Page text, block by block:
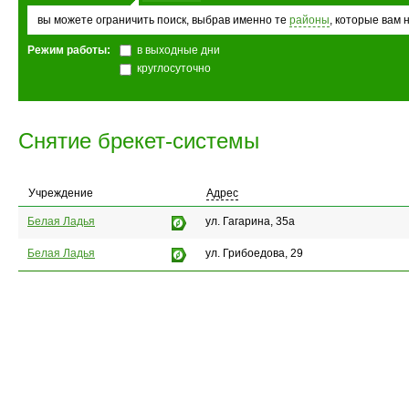
вы можете ограничить поиск, выбрав именно те районы, которые вам
Режим работы:
в выходные дни
круглосуточно
Снятие брекет-системы
Учреждение Адрес
Белая Ладья ул. Гагарина, 35а
Белая Ладья ул. Грибоедова, 29